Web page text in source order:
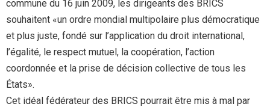
commune du 16 juin 2009, les dirigeants des BRICS
souhaitent «un ordre mondial multipolaire plus démocratique
et plus juste, fondé sur l’application du droit international,
l’égalité, le respect mutuel, la coopération, l’action
coordonnée et la prise de décision collective de tous les
États».
Cet idéal fédérateur des BRICS pourrait être mis à mal par